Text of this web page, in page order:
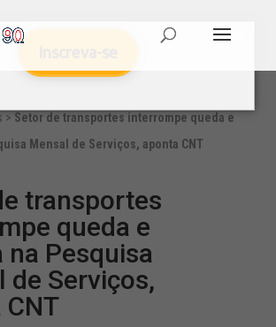
> Setor de transportes interrompe queda e
Mensal de Serviços, aponta CNT
transportes
queda e
na Pesquisa
de Serviços,